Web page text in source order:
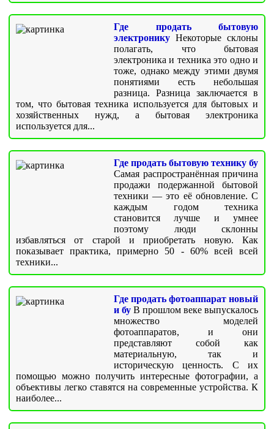
Где продать бытовую
электронику Некоторые склоны
полагать, что бытовая
электроника и техника это одно и
тоже, однако между этими двумя
понятиями есть небольшая
разница. Разница заключается в
том, что бытовая техника используется для бытовых и
хозяйственных нужд, а бытовая электроника
используется для...
Где продать бытовую технику бу
Самая распространённая причина
продажи подержанной бытовой
техники — это её обновление. С
каждым годом техника
становится лучше и умнее
поэтому люди склонны
избавляться от старой и приобретать новую. Как
показывает практика, примерно 50 - 60% всей всей
техники...
Где продать фотоаппарат новый
и бу В прошлом веке выпускалось
множество моделей
фотоаппаратов, и они
представляют собой как
материальную, так и
историческую ценность. С их
помощью можно получить интересные фотографии, а
объективы легко ставятся на современные устройства. К
наиболее...